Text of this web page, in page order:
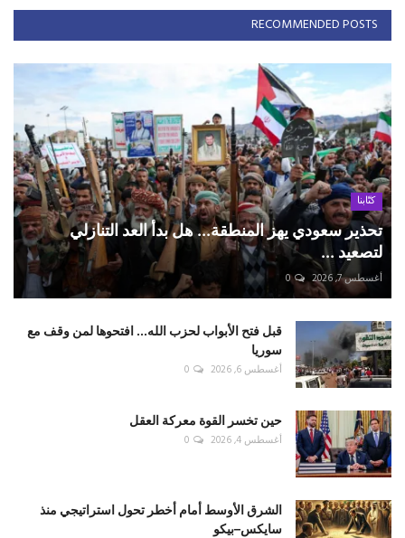
RECOMMENDED POSTS
كتّابنا
تحذير سعودي يهز المنطقة... هل بدأ العد التنازلي
لتصعيد ...
أغسطس 7, 2026 0
قبل فتح الأبواب لحزب الله... افتحوها لمن وقف مع
سوريا
أغسطس 6, 2026 0
حين تخسر القوة معركة العقل
أغسطس 4, 2026 0
الشرق الأوسط أمام أخطر تحول استراتيجي منذ
سايكس–بيكو